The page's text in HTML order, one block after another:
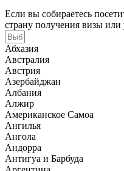
Если вы собираетесь
страну получения визы
Абхазия
Австралия
Австрия
Азербайджан
Албания
Алжир
Американское Самоа
Ангилья
Ангола
Андорра
Антигуа и Барбуда